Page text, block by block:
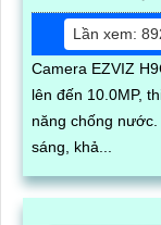
Lần xem:
Camera EZVIZ
lên đến 10.0MP,
năng chống nước. Ngoài ra camera còn sở hữu đèn LED trợ
sáng, khả...